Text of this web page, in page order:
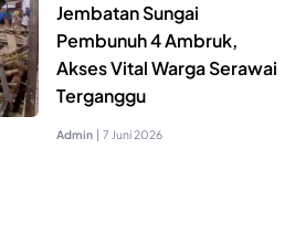
Jembatan Sungai
Pembunuh 4 Ambruk,
Akses Vital Warga Serawai
Terganggu
Admin | 7 Juni 2026